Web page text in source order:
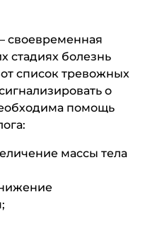
своевременная
стадиях болезнь
список тревожных
о
помощь
массы тела